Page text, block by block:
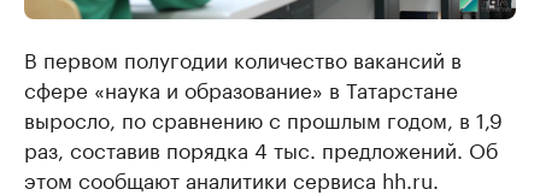
В первом полугодии количество вакансий в
сфере «наука и образование» в Татарстане
выросло, по сравнению с прошлым годом, в 1,9
раз, составив порядка 4 тыс. предложений. Об
этом сообщают аналитики сервиса hh.ru.